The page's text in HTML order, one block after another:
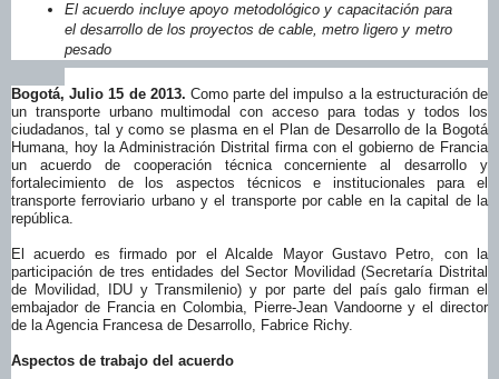
El acuerdo incluye apoyo metodológico y capacitación para
el desarrollo de los proyectos de cable, metro ligero y metro
pesado
Bogotá, Julio 15 de 2013. Como parte del impulso a la estructuración de
un transporte urbano multimodal con acceso para todas y todos los
ciudadanos, tal y como se plasma en el Plan de Desarrollo de la Bogotá
Humana, hoy la Administración Distrital firma con el gobierno de Francia
un acuerdo de cooperación técnica concerniente al desarrollo y
fortalecimiento de los aspectos técnicos e institucionales para el
transporte ferroviario urbano y el transporte por cable en la capital de la
república.
El acuerdo es firmado por el Alcalde Mayor Gustavo Petro, con la
participación de tres entidades del Sector Movilidad (Secretaría Distrital
de Movilidad, IDU y Transmilenio) y por parte del país galo firman el
embajador de Francia en Colombia, Pierre-Jean Vandoorne y el director
de la Agencia Francesa de Desarrollo, Fabrice Richy.
Aspectos de trabajo del acuerdo